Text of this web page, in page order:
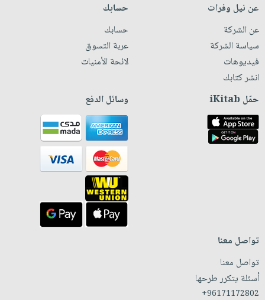
عن نيل وفرات
عن الشركة
سياسة الشركة
فيديوهات
انشر كتابك
حسابك
حسابك
عربة التسوق
لائحة الأمنيات
حمّل iKitab وسائل الدفع
تواصل معنا
تواصل معنا
أسئلة يتكرر طرحها
+96171172802